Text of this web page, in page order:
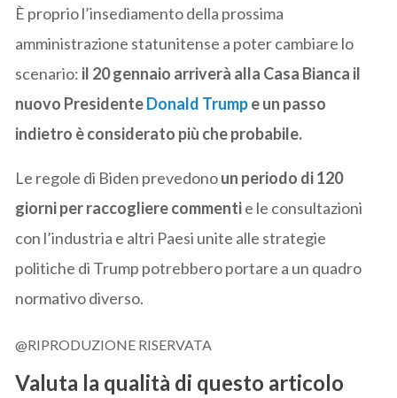
È proprio l’insediamento della prossima
amministrazione statunitense a poter cambiare lo
scenario: il 20 gennaio arriverà alla Casa Bianca il
nuovo PresidenteDonald Trumpe un passo
indietro è considerato più che probabile.
Le regole di Biden prevedonoun periodo di 120
giorni per raccogliere commentie le consultazioni
con l’industria e altri Paesi unite alle strategie
politiche di Trump potrebbero portare a un quadro
normativo diverso.
@RIPRODUZIONE RISERVATA
Valuta la qualità di questo articolo